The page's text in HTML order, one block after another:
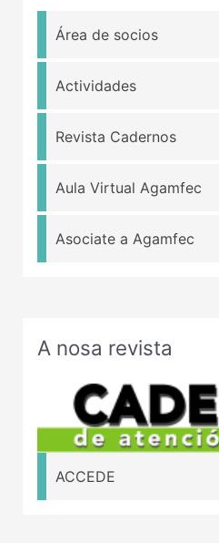
Área de socios
Actividades
Revista Cadernos
Aula Virtual Agamfec
Asociate a Agamfec
A nosa revista
ACCEDE